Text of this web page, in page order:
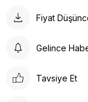
Fiyat
Gelince
Tavsiye Et